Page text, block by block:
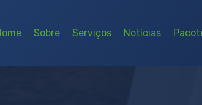
Sobre Serviços Notícias